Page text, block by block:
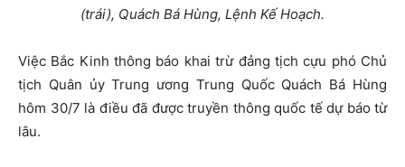
(trái), Quách Bá Hùng, Lệnh Kế Hoạch.
Việc Bắc Kinh thông báo khai trừ đảng tịch cựu phó Chủ
tịch Quân ủy Trung ương Trung Quốc Quách Bá Hùng
hôm 30/7 là điều đã được truyền thông quốc tế dự báo từ
lâu.